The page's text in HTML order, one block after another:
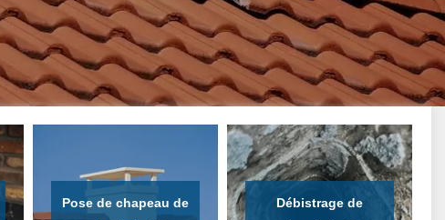
Pose de chapeau de
Débistrage de